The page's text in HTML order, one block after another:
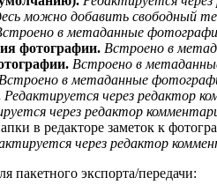
можно добавить свободный
в метаданные
фотографии. Встроено в
Встроено в
Встроено в метаданные
Редактируется через редактор
через редактор
в редакторе заметок к
через редактор
пакетного экспорта/передачи: